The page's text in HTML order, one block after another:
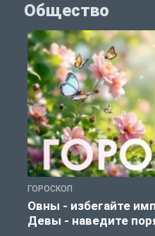
Общество
ГОРОСКОП
Овны - избегайте
Девы - наведите